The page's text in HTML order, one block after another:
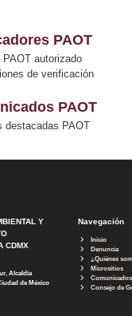
PAOT
PAOT autorizado
de verificación
PAOT
destacadas PAOT
Y
CDMX
Alcaldía
de México
Navegación
Inicio
Denuncia
¿Quiénes
Micrositios
Comunicados
Consejo de